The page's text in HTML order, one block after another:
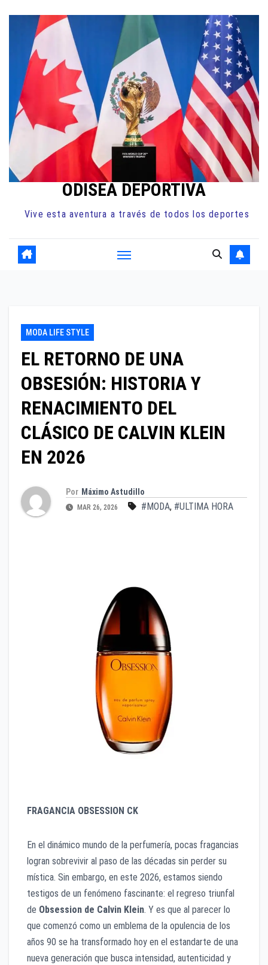
contenido
ODISEA DEPORTIVA
Vive esta aventura a través de todos los deportes
MODA LIFE STYLE
EL RETORNO DE UNA
OBSESIÓN: HISTORIA Y
RENACIMIENTO DEL
CLÁSICO DE CALVIN KLEIN
EN 2026
Por Máximo Astudillo
MAR 26, 2026 #MODA, #ULTIMA HORA
FRAGANCIA OBSESSION CK
En el dinámico mundo de la perfumería, pocas fragancias
logran sobrevivir al paso de las décadas sin perder su
mística. Sin embargo, en este 2026, estamos siendo
testigos de un fenómeno fascinante: el regreso triunfal
de Obsession de Calvin Klein. Y es que al parecer lo
que comenzó como un emblema de la opulencia de los
años 90 se ha transformado hoy en el estandarte de una
nueva generación que busca intensidad, autenticidad y